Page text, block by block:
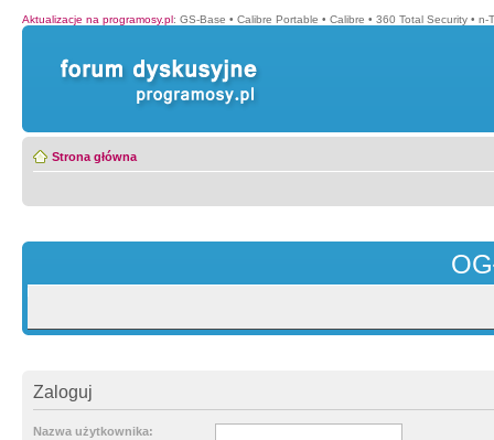
Aktualizacje na programosy.pl: GS-Base • Calibre Portable • Calibre • 360 Total Security • n-
Strona główna
Zaloguj
Nazwa użytkownika: